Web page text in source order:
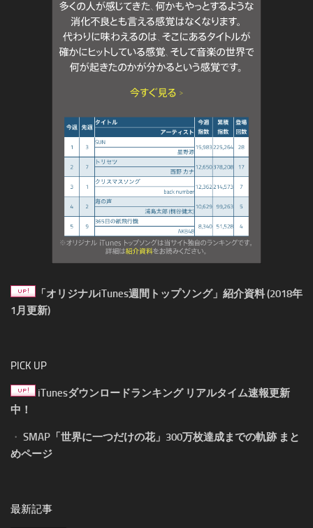
「オリジナルiTunes週間トップソング」紹介資料 (2018年
1月更新)
PICK UP
iTunesダウンロードランキング リアルタイム速報更新
中！
・ SMAP「世界に一つだけの花」300万枚達成までの軌跡 まと
めページ
最新記事